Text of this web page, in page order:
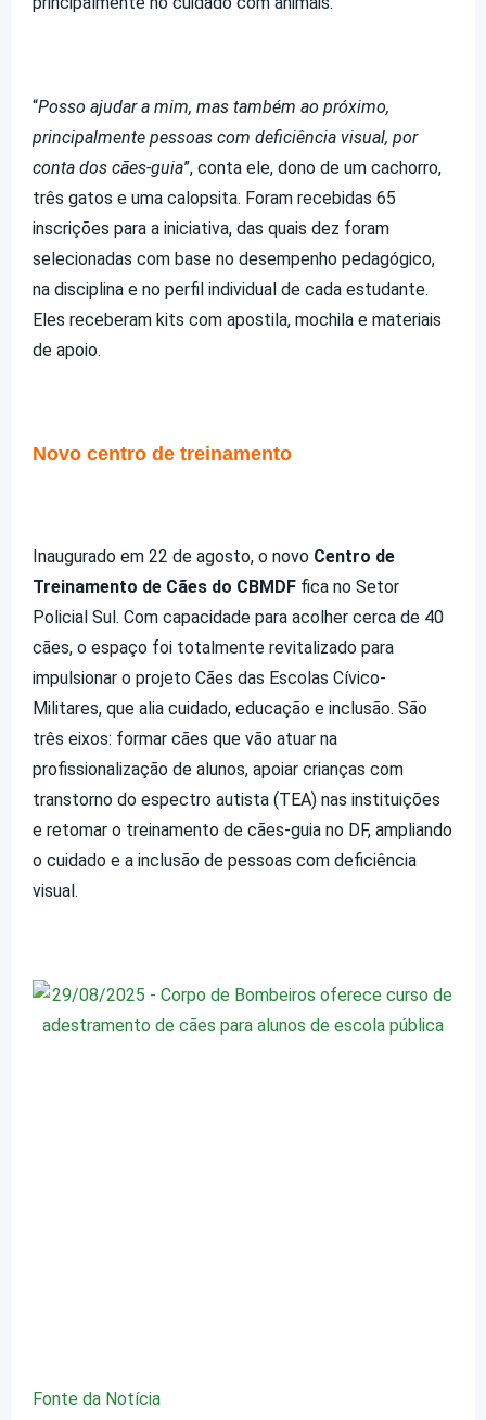
“Posso ajudar a mim, mas também ao próximo,
principalmente pessoas com deficiência visual, por
conta dos cães-guia”, conta ele, dono de um cachorro,
três gatos e uma calopsita. Foram recebidas 65
inscrições para a iniciativa, das quais dez foram
selecionadas com base no desempenho pedagógico,
na disciplina e no perfil individual de cada estudante.
Eles receberam kits com apostila, mochila e materiais
de apoio.
Novo centro de treinamento
Inaugurado em 22 de agosto, o novo Centro de
Treinamento de Cães do CBMDF fica no Setor
Policial Sul. Com capacidade para acolher cerca de 40
cães, o espaço foi totalmente revitalizado para
impulsionar o projeto Cães das Escolas Cívico-
Militares, que alia cuidado, educação e inclusão. São
três eixos: formar cães que vão atuar na
profissionalização de alunos, apoiar crianças com
transtorno do espectro autista (TEA) nas instituições
e retomar o treinamento de cães-guia no DF, ampliando
o cuidado e a inclusão de pessoas com deficiência
visual.
Fonte da Notícia